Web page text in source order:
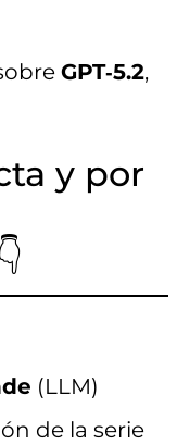
GPT‑5.2,
y por
👇
(LLM)
de la serie